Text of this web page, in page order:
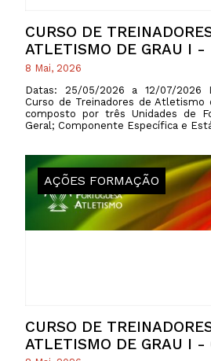
CURSO DE
ATLETISMO DE GRAU I -
8 Mai, 2026
Datas: 25/05/2026 a 12/07/2026
Curso de Treinadores de
composto por três Unidades de
Geral; Componente Específica e
CURSO DE
ATLETISMO DE GRAU I -
AÇÕES FORMAÇÃO